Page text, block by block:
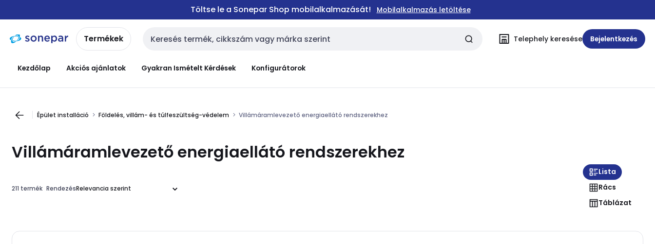
navigációhoztartalomra
Töltse le a Sonepar Shop mobilalkalmazását! Mobilalkalmazás letöltése
Termékek Keresési bemenet Telephely keresése Bejelentkezés
Kezdőlap Akciós ajánlatok Gyakran Ismételt Kérdések Konfigurátorok
Épület installáció Földelés, villám- és túlfeszültség-védelem Villámáramlevezető energiaellátó rendszerekhez
Villámáramlevezető energiaellátó rendszerekhez
211 termék Rendezés
Lista
Rács
Táblázat